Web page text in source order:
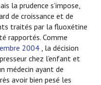
la prudence s’impose,
de croissance et de
traités par la fluoxétine
rapportés. Comme
2004 , la décision
chez l’enfant et
médecin ayant de
avoir bien pesé les